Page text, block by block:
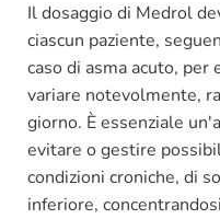
Il dosaggio di Medrol
ciascun paziente,
caso di asma acuto,
variare notevolmente,
giorno. È essenziale
evitare o gestire
condizioni croniche, di
inferiore,